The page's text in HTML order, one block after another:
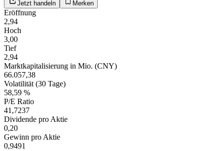
Jetzt handeln Merken
Eröffnung
2,94
Hoch
3,00
Tief
2,94
Marktkapitalisierung in Mio. (CNY)
66.057,38
Volatilität (30 Tage)
58,59 %
P/E Ratio
41,7237
Dividende pro Aktie
0,20
Gewinn pro Aktie
0,9491